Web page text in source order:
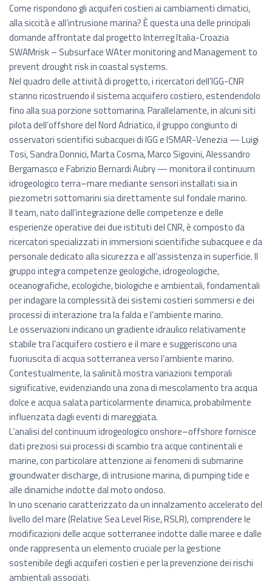
Come rispondono gli acquiferi costieri ai cambiamenti climatici,
alla siccità e all’intrusione marina? È questa una delle principali
domande affrontate dal progetto Interreg Italia-Croazia
SWAMrisk – Subsurface WAter monitoring and Management to
prevent drought risk in coastal systems.
Nel quadro delle attività di progetto, i ricercatori dell’IGG-CNR
stanno ricostruendo il sistema acquifero costiero, estendendolo
fino alla sua porzione sottomarina. Parallelamente, in alcuni siti
pilota dell’offshore del Nord Adriatico, il gruppo congiunto di
osservatori scientifici subacquei di IGG e ISMAR-Venezia — Luigi
Tosi, Sandra Donnici, Marta Cosma, Marco Sigovini, Alessandro
Bergamasco e Fabrizio Bernardi Aubry — monitora il continuum
idrogeologico terra–mare mediante sensori installati sia in
piezometri sottomarini sia direttamente sul fondale marino.
Il team, nato dall’integrazione delle competenze e delle
esperienze operative dei due istituti del CNR, è composto da
ricercatori specializzati in immersioni scientifiche subacquee e da
personale dedicato alla sicurezza e all’assistenza in superficie. Il
gruppo integra competenze geologiche, idrogeologiche,
oceanografiche, ecologiche, biologiche e ambientali, fondamentali
per indagare la complessità dei sistemi costieri sommersi e dei
processi di interazione tra la falda e l’ambiente marino.
Le osservazioni indicano un gradiente idraulico relativamente
stabile tra l’acquifero costiero e il mare e suggeriscono una
fuoriuscita di acqua sotterranea verso l’ambiente marino.
Contestualmente, la salinità mostra variazioni temporali
significative, evidenziando una zona di mescolamento tra acqua
dolce e acqua salata particolarmente dinamica, probabilmente
influenzata dagli eventi di mareggiata.
L’analisi del continuum idrogeologico onshore–offshore fornisce
dati preziosi sui processi di scambio tra acque continentali e
marine, con particolare attenzione ai fenomeni di submarine
groundwater discharge, di intrusione marina, di pumping tide e
alle dinamiche indotte dal moto ondoso.
In uno scenario caratterizzato da un innalzamento accelerato del
livello del mare (Relative Sea Level Rise, RSLR), comprendere le
modificazioni delle acque sotterranee indotte dalle maree e dalle
onde rappresenta un elemento cruciale per la gestione
sostenibile degli acquiferi costieri e per la prevenzione dei rischi
ambientali associati.